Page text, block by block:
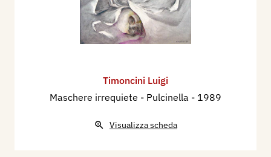
Timoncini Luigi
Maschere irrequiete - Pulcinella - 1989
Visualizza scheda